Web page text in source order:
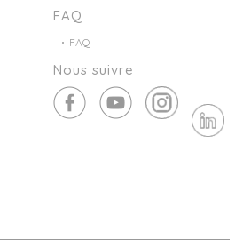
FAQ
FAQ
Nous suivre